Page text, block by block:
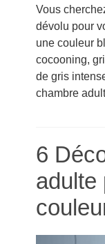
Vous
dévolu pour
une couleur
cocooning,
de gris
chambre
6
adulte